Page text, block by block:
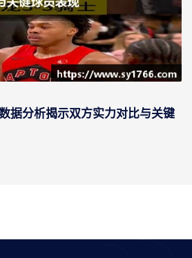
据分析揭示双方实力对比与关键